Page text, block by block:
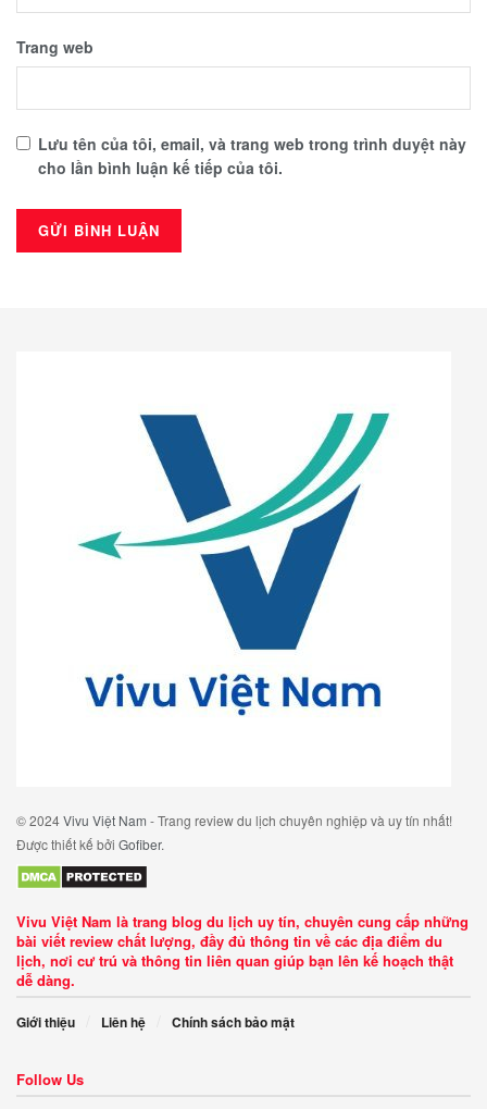
Trang web
Lưu tên của tôi, email, và trang web trong trình duyệt này
cho lần bình luận kế tiếp của tôi.
© 2024Vivu Việt Nam - Trang review du lịch chuyên nghiệp và uy tín nhất!
Được thiết kế bởi Gofiber.
Vivu Việt Nam là trang blog du lịch uy tín, chuyên cung cấp những
bài viết review chất lượng, đầy đủ thông tin về các địa điểm du
lịch, nơi cư trú và thông tin liên quan giúp bạn lên kế hoạch thật
dễ dàng.
Giới thiệu Liên hệ Chính sách bảo mật
Follow Us